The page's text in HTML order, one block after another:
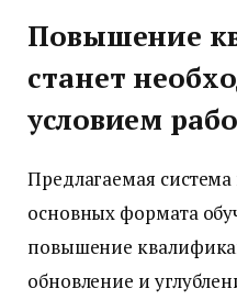
Повышение
станет
условием
Предлагаемая
основных формата
повышение
обновление и